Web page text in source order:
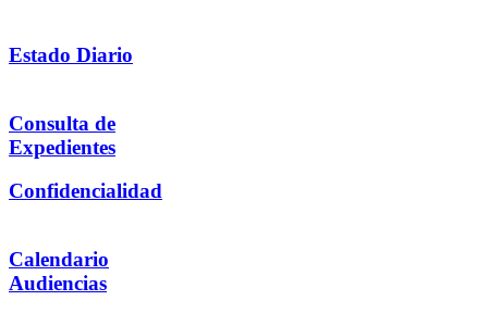
Estado Diario
Consulta de
Expedientes
Confidencialidad
Calendario
Audiencias